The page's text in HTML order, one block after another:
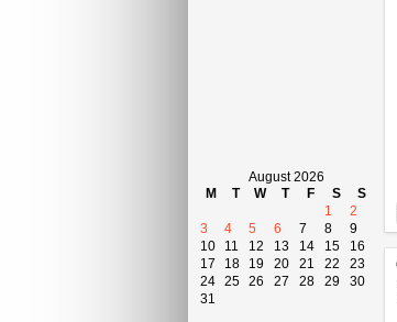
August 2026
M
T W T F S
S
1
2
3
4 5 6 7 8
9
10
11 12 13 14 15
16
17
18 19 20 21 22
23
24 25 26 27 28 29
30
31